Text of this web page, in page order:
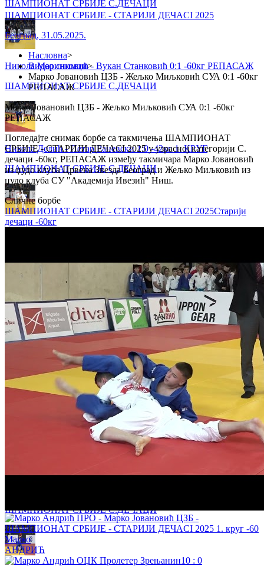
ШАМПИОНАТ СРБИЈЕ С.ДЕЧАЦИ
Никола Маринковић - Вукан Станковић 0:1 -60кг РЕПАСАЖ
ШАМПИОНАТ СРБИЈЕ С.ДЕЧАЦИ
Никола Делић - Петар Раневски 1:0 -42кг 1. КРУГ
ШАМПИОНАТ СРБИЈЕ С.ДЕЧАЦИ
Анђела Маринковић - Дуња Драшковић 1:0 -52кг 1/4
ФИНАЛЕ
ШАМПИОНАТ СРБИЈЕ С.ДЕЧАЦИ
Андреј Вукоје - Симеон Николић 0:1 -46кг БРОНЗА
ШАМПИОНАТ СРБИЈЕ С.ДЕЧАЦИ
ШАМПИОНАТ СРБИЈЕ С.ДЕЧАЦИ
ШАМПИОНАТ СРБИЈЕ - СТАРИЈИ ДЕЧАCI 2025
Београд, 31.05.2025.
Насловна>
Видео снимци>
Марко Јовановић ЦЗБ - Жељко Миљковић СУА 0:1 -60кг
РЕПАСАЖ
Марко Јовановић ЦЗБ - Жељко Миљковић СУА 0:1 -60кг
РЕПАСАЖ
Погледајте снимак борбе са такмичења ШАМПИОНАТ
СРБИЈЕ - СТАРИЈИ ДЕЧАCI 2025 у узрасној категорији С.
дечаци -60кг, РЕПАСАЖ између такмичара Марко Јовановић
из џудо клуба Црвена Звезда Београд и Жељко Миљковић из
џудо клуба СУ "Академија Ивезић" Ниш.
Сличне борбе
ШАМПИОНАТ СРБИЈЕ - СТАРИЈИ ДЕЧАCI 2025Старији
дечаци -60кг
Марко
АНДРИЋ
10 : 0